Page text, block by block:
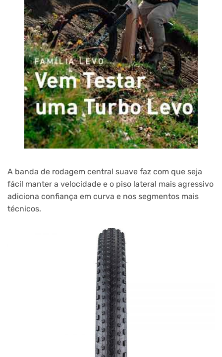
A banda de rodagem central suave faz com que seja
fácil manter a velocidade e o piso lateral mais agressivo
adiciona confiança em curva e nos segmentos mais
técnicos.